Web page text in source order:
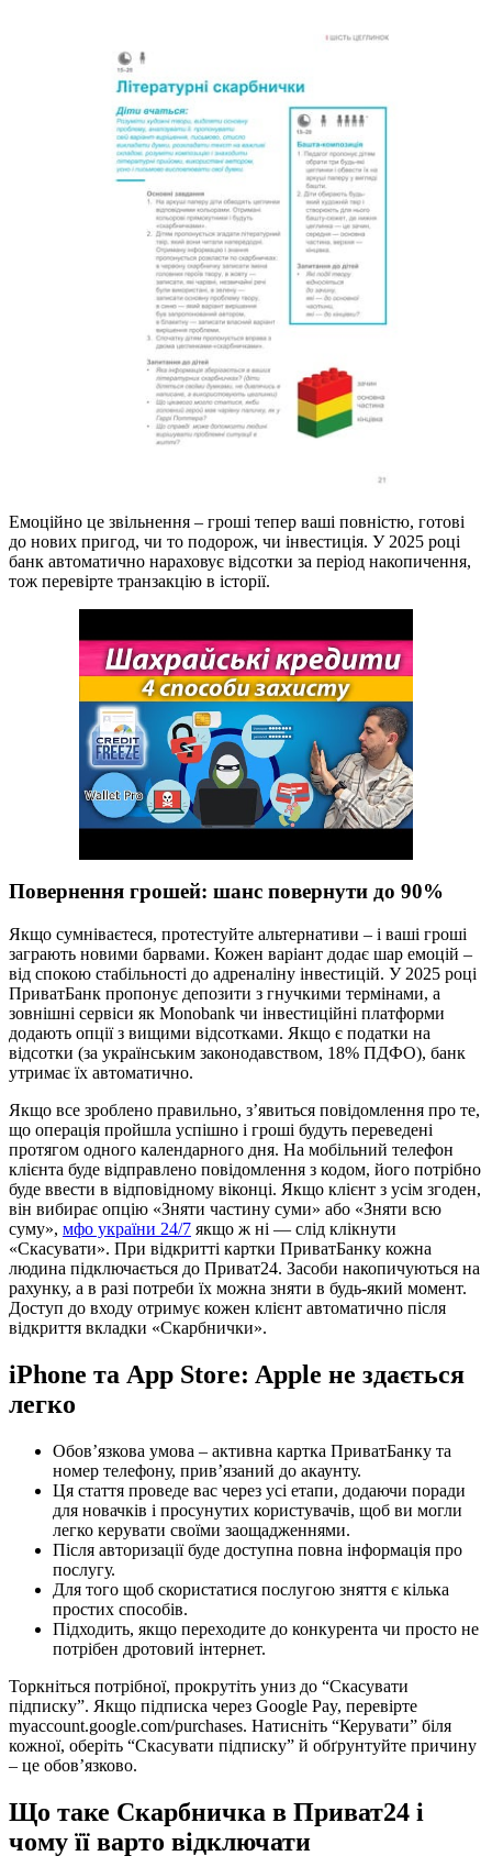
Емоційно це звільнення – гроші тепер ваші повністю, готові
до нових пригод, чи то подорож, чи інвестиція. У 2025 році
банк автоматично нараховує відсотки за період накопичення,
тож перевірте транзакцію в історії.
Повернення грошей: шанс повернути до 90%
Якщо сумніваєтеся, протестуйте альтернативи – і ваші гроші
заграють новими барвами. Кожен варіант додає шар емоцій –
від спокою стабільності до адреналіну інвестицій. У 2025 році
ПриватБанк пропонує депозити з гнучкими термінами, а
зовнішні сервіси як Monobank чи інвестиційні платформи
додають опції з вищими відсотками. Якщо є податки на
відсотки (за українським законодавством, 18% ПДФО), банк
утримає їх автоматично.
Якщо все зроблено правильно, з’явиться повідомлення про те,
що операція пройшла успішно і гроші будуть переведені
протягом одного календарного дня. На мобільний телефон
клієнта буде відправлено повідомлення з кодом, його потрібно
буде ввести в відповідному віконці. Якщо клієнт з усім згоден,
він вибирає опцію «Зняти частину суми» або «Зняти всю
суму», мфо україни 24/7 якщо ж ні — слід клікнути
«Скасувати». При відкритті картки ПриватБанку кожна
людина підключається до Приват24. Засоби накопичуються на
рахунку, а в разі потреби їх можна зняти в будь-який момент.
Доступ до входу отримує кожен клієнт автоматично після
відкриття вкладки «Скарбнички».
iPhone та App Store: Apple не здається
легко
Обов’язкова умова – активна картка ПриватБанку та
номер телефону, прив’язаний до акаунту.
Ця стаття проведе вас через усі етапи, додаючи поради
для новачків і просунутих користувачів, щоб ви могли
легко керувати своїми заощадженнями.
Після авторизації буде доступна повна інформація про
послугу.
Для того щоб скористатися послугою зняття є кілька
простих способів.
Підходить, якщо переходите до конкурента чи просто не
потрібен дротовий інтернет.
Торкніться потрібної, прокрутіть униз до “Скасувати
підписку”. Якщо підписка через Google Pay, перевірте
myaccount.google.com/purchases. Натисніть “Керувати” біля
кожної, оберіть “Скасувати підписку” й обґрунтуйте причину
– це обов’язково.
Що таке Скарбничка в Приват24 і
чому її варто відключати